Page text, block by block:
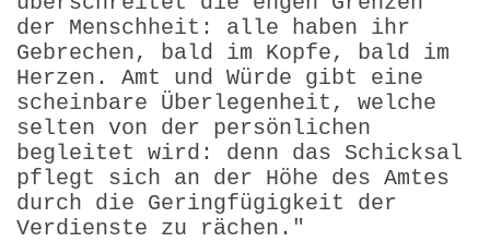
der Menschheit: alle haben ihr
Gebrechen, bald im Kopfe, bald im
Herzen. Amt und Würde gibt eine
scheinbare Überlegenheit, welche
selten von der persönlichen
begleitet wird: denn das Schicksal
pflegt sich an der Höhe des Amtes
durch die Geringfügigkeit der
Verdienste zu rächen."